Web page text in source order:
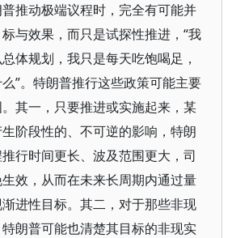
推动极端议程时，完全有可能并
与效果，而只是试探性推进，“我
体规划，我只是每天吃饱喝足，
”。特朗普推行这些政策可能主要
其一，只要推进或实施起来，某
阶段性的、不可逆的影响，特朗
行时间更长、波及范围更大，司
效，从而在未来长周期内通过量
进性目标。其二，对于那些非现
朗普可能也清楚其目标的非现实